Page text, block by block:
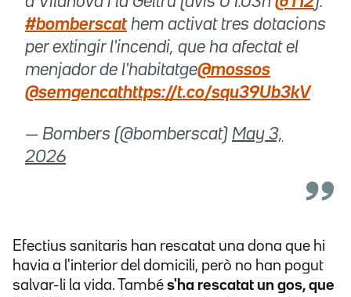
#bomberscathem activat tres dotacions
per extingir l'incendi, que ha afectat el
menjador de l'habitatge@mossos
@semgencathttps://t.co/squ39Ub3kV
— Bombers (@bomberscat) May 3,
2026
Efectius sanitaris han rescatat una dona que hi
havia a l'interior del domicili, però no han pogut
salvar-li la vida. També s'ha rescatat un gos, que